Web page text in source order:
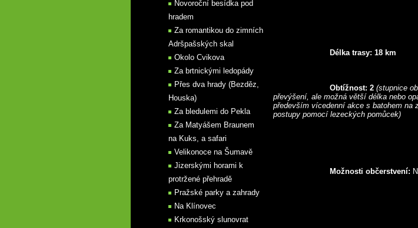
Délka trasy: 18 km
Obtížnost: 2 (stupnice
převýšení, ale možná větší délka nebo
především vícedenní akce s batohem na
postupy pomocí lezeckých pomůcek)
Možnosti občerstvení:
Novoroční besídka pod
hradem
Za romantikou do zimních
Adršpašských skal
Okolo Cvikova
Za brtnickými ledopády
Přes dva hrady (Bezděz,
Houska)
Za bledulemi do Pekla
Za Matyášem Braunem
na Kuks, a safari
Velikonoce na Šumavě
Jizerskými horami k
protržené přehradě
Pražské parky a zahrady
Na Klínovec
Krkonošský slunovrat